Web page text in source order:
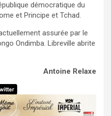
démocratique du
et Principe et Tchad.
assurée par le
Ondimba. Libreville abrite
Antoine Relaxe